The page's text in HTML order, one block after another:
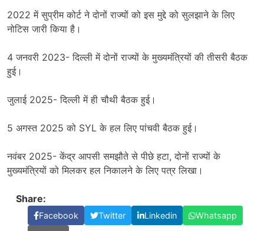
2022 में सुप्रीम कोर्ट ने दोनों राज्यों को इस मुद्दे को सुलझाने के लिए
नोटिस जारी किया है।
4 जनवरी 2023- दिल्ली में दोनों राज्यों के मुख्यमंत्रियों की तीसरी बैठक
हुई।
जुलाई 2025- दिल्ली में ही चौथी बैठक हुई।
5 अगस्त 2025 को SYL के हल लिए पांचवी बैठक हुई।
नवंबर 2025- केंद्र आपसी समझौते से पीछे हटा, दोनों राज्यों के
मुख्यमंत्रियों को मिलकर हल निकालने के लिए पत्र लिखा।
Share:
Facebook Twitter Linkedin
Whatsapp